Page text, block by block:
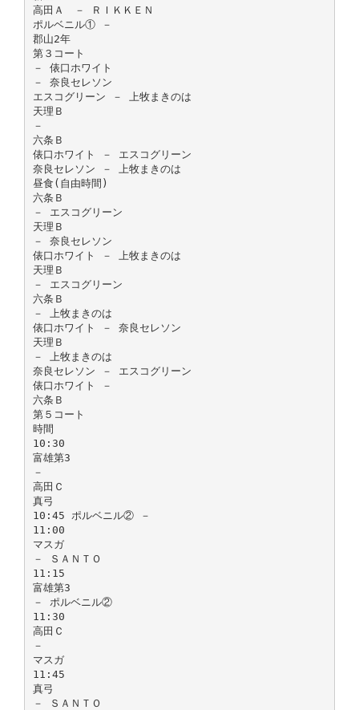
高田Ａ － ＲＩＫＫＥＮ
ポルベニル① －
郡山2年
第３コート
－ 俵口ホワイト
－ 奈良セレソン
エスコグリーン － 上牧まきのは
天理Ｂ
－
六条Ｂ
俵口ホワイト － エスコグリーン
奈良セレソン － 上牧まきのは
昼食(自由時間)
六条Ｂ
－ エスコグリーン
天理Ｂ
－ 奈良セレソン
俵口ホワイト － 上牧まきのは
天理Ｂ
－ エスコグリーン
六条Ｂ
－ 上牧まきのは
俵口ホワイト － 奈良セレソン
天理Ｂ
－ 上牧まきのは
奈良セレソン － エスコグリーン
俵口ホワイト －
六条Ｂ
第５コート
時間
10:30
富雄第3
－
高田Ｃ
真弓
10:45 ポルベニル② －
11:00
マスガ
－ ＳＡＮＴＯ
11:15
富雄第3
－ ポルベニル②
11:30
高田Ｃ
－
マスガ
11:45
真弓
－ ＳＡＮＴＯ